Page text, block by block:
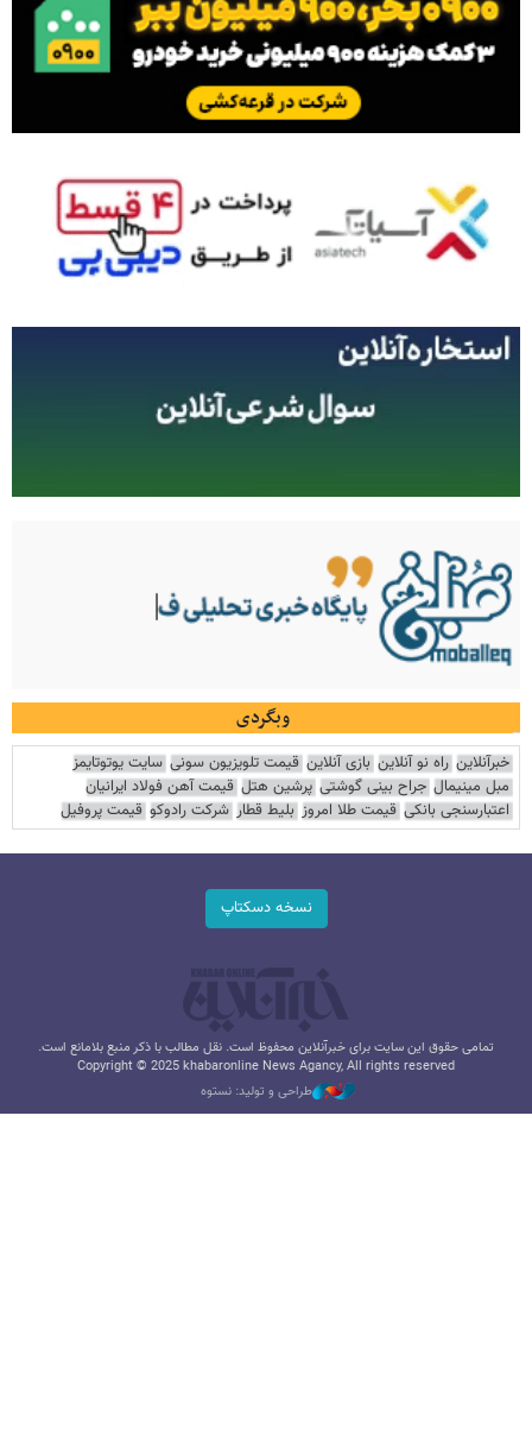
وبگردی
خبرآنلاین راه نو آنلاین بازی آنلاین قیمت تلویزیون سونی سایت یوتوتایمز
مبل مینیمال جراح بینی گوشتی پرشین هتل قیمت آهن فولاد ایرانیان
اعتبارسنجی بانکی قیمت طلا امروز بلیط قطار شرکت رادوکو قیمت پروفیل
نسخه دسکتاپ
تمامی حقوق این سایت برای خبرآنلاین محفوظ است. نقل مطالب با ذکر منبع بلامانع است.
Copyright © 2025 khabaronline News Agancy, All rights reserved
طراحی و تولید: نستوه